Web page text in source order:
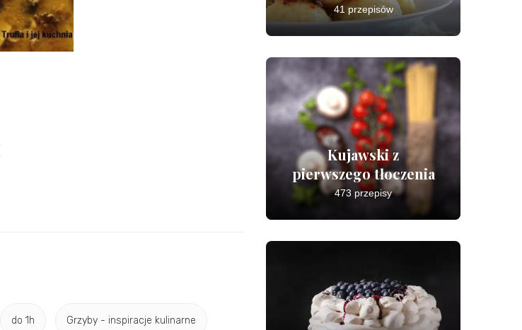
do 1h Grzyby - inspiracje kulinarne
41 przepisów
Kujawski z
pierwszego tłoczenia
473 przepisy